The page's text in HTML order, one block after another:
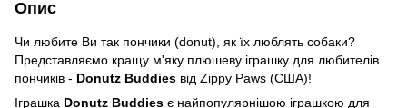
Опис
Чи любите Ви так пончики (donut), як їх люблять собаки?
Представляємо кращу м'яку плюшеву іграшку для любителів
пончиків - Donutz Buddies від Zippy Paws (США)!
Іграшка Donutz Buddies є найпопулярнішою іграшкою для